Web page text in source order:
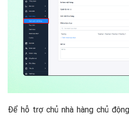
Để hỗ trợ chủ nhà hàng chủ